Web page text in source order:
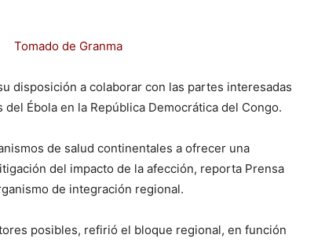
Tomado de Granma
disposición a colaborar con las partes interesadas
Ébola en la República Democrática del Congo.
de salud continentales a ofrecer una
del impacto de la afección, reporta Prensa
de integración regional.
posibles, refirió el bloque regional, en función